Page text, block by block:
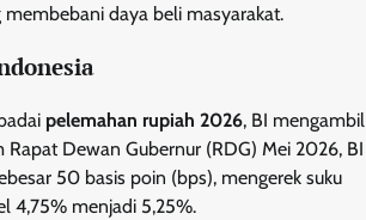
membebani daya beli masyarakat.
pelemahan rupiah 2026, BI mengambil
Rapat Dewan Gubernur (RDG) Mei 2026, BI
50 basis poin (bps), mengerek suku
4,75% menjadi 5,25%.